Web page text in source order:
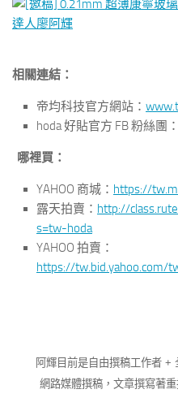
相關連結：
帝均科技官方網站：
hoda 好貼官方 FB 粉絲團：
哪裡買：
YAHOO 商城： https://
露天拍賣： http://
s=tw-hoda
YAHOO 拍賣：
https://tw.bid.yahoo.com/
阿輝目前是自由撰稿工作者 +
網路媒體撰稿，文章撰寫著